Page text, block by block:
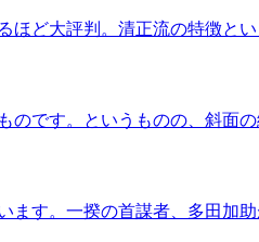
ほど大評判。清正流の特徴と
のです。というものの、斜面
ます。一揆の首謀者、多田加